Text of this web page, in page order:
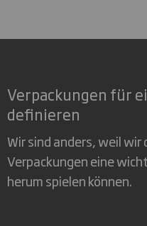
Verpackungen für
definieren
Wir sind anders, weil wir
Verpackungen eine
herum spielen können.